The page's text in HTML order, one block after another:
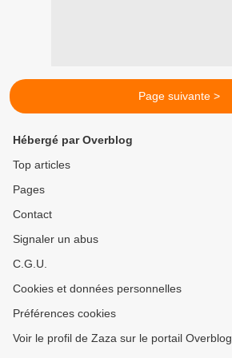
Page suivante >
Hébergé par Overblog
Top articles
Pages
Contact
Signaler un abus
C.G.U.
Cookies et données personnelles
Préférences cookies
Voir le profil de Zaza sur le portail Overblog